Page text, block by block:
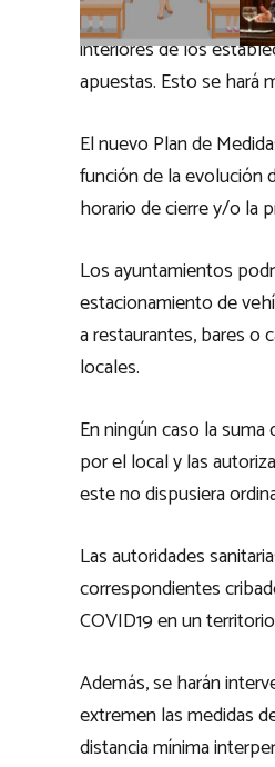
A la vista de estos
interiores de los
apuestas. Esto se hará
El nuevo Plan de
función de la evolución
horario de cierre y/o la
Los ayuntamientos
estacionamiento de
a restaurantes, bares o
locales.
En ningún caso la
por el local y las
este no dispusiera
Las autoridades
correspondientes
COVID19 en un
Además, se harán
extremen las medidas
distancia mínima